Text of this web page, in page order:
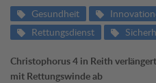
Gesundheit
Rettungsdienst
Christophorus 4 in Reith
mit Rettungswinde ab